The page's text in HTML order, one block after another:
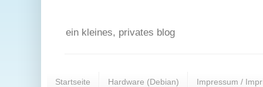
ein kleines, privates blog
Startseite Hardware (Debian) Impressum /